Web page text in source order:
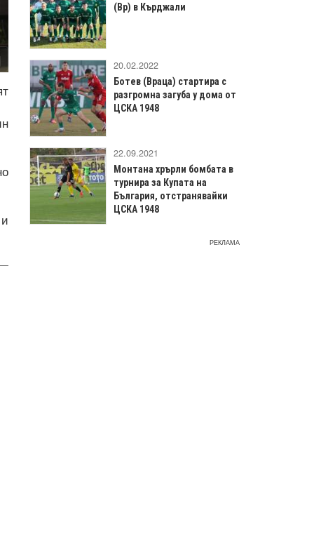
(Вр) в Кърджали
20.02.2022
Ботев (Враца) стартира с
разгромна загуба у дома от
ЦСКА 1948
22.09.2021
Монтана хрърли бомбата в
турнира за Купата на
България, отстранявайки
ЦСКА 1948
РЕКЛАМА